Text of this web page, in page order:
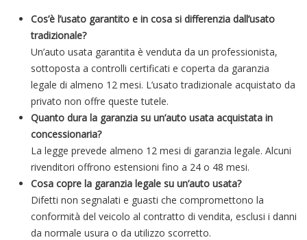
Cos’è l’usato garantito e in cosa si differenzia dall’usato
tradizionale?
Un’auto usata garantita è venduta da un professionista,
sottoposta a controlli certificati e coperta da garanzia
legale di almeno 12 mesi. L’usato tradizionale acquistato da
privato non offre queste tutele.
Quanto dura la garanzia su un’auto usata acquistata in
concessionaria?
La legge prevede almeno 12 mesi di garanzia legale. Alcuni
rivenditori offrono estensioni fino a 24 o 48 mesi.
Cosa copre la garanzia legale su un’auto usata?
Difetti non segnalati e guasti che compromettono la
conformità del veicolo al contratto di vendita, esclusi i danni
da normale usura o da utilizzo scorretto.